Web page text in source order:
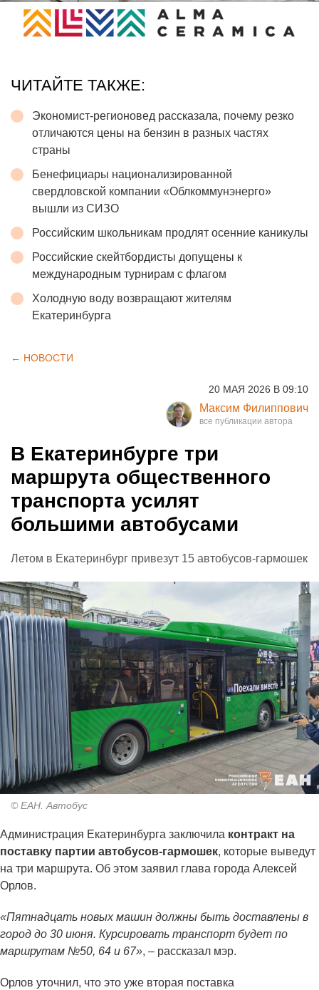
ЧИТАЙТЕ ТАКЖЕ:
Экономист-регионовед рассказала, почему резко
отличаются цены на бензин в разных частях
страны
Бенефициары национализированной
свердловской компании «Облкоммунэнерго»
вышли из СИЗО
Российским школьникам продлят осенние каникулы
Российские скейтбордисты допущены к
международным турнирам с флагом
Холодную воду возвращают жителям
Екатеринбурга
← НОВОСТИ
20 МАЯ 2026 В 09:10
Максим Филиппович
В Екатеринбурге три
маршрута общественного
транспорта усилят
большими автобусами
Летом в Екатеринбург привезут 15 автобусов-гармошек
© ЕАН. Автобус
Администрация Екатеринбурга заключила контракт на
поставку партии автобусов-гармошек, которые выведут
на три маршрута. Об этом заявил глава города Алексей
Орлов.
«Пятнадцать новых машин должны быть доставлены в
город до 30 июня. Курсировать транспорт будет по
маршрутам №50, 64 и 67», – рассказал мэр.
Орлов уточнил, что это уже вторая поставка